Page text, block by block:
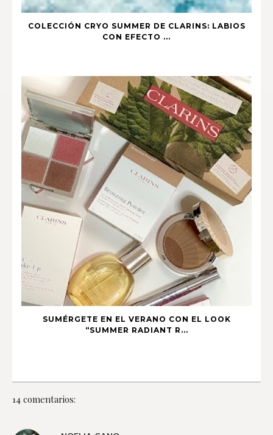
COLECCIÓN CRYO SUMMER DE CLARINS: LABIOS
CON EFECTO ...
SUMÉRGETE EN EL VERANO CON EL LOOK
“SUMMER RADIANT R...
14 comentarios: